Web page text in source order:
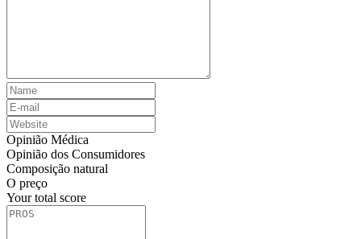
Opinião Médica
Opinião dos Consumidores
Composição natural
O preço
Your total score